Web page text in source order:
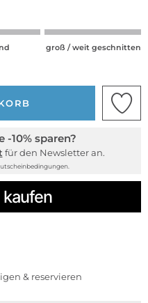
groß / weit geschnitten
-10% sparen?
für den Newsletter an.
& reservieren